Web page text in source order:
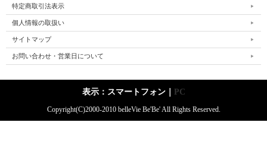
特定商取引法表示
個人情報の取扱い
サイトマップ
お問い合わせ・営業日について
表示：スマートフォン｜ PC
Copyright(C)2000-2010 belleVie Be'Be' All Rights Reserved.